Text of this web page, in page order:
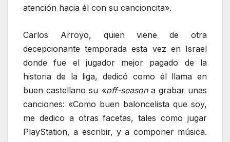
atención hacia él con su cancioncita».
Carlos Arroyo, quien viene de otra
decepcionante temporada esta vez en Israel
donde fue el jugador mejor pagado de la
historia de la liga, dedicó como él llama en
buen castellano su «off-seasona grabar unas
canciones: «Como buen baloncelista que soy,
me dedico a otras facetas, tales como jugar
PlayStation, a escribir, y a componer música.